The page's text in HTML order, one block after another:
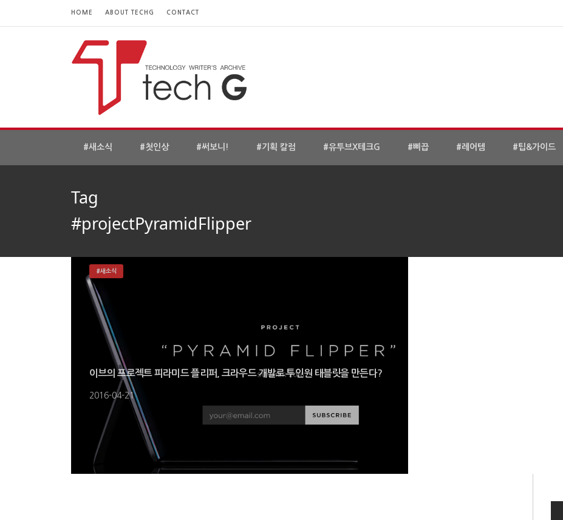
HOME ABOUT TECHG CONTACT
#새소식 #첫인상 #써보니! #기획 칼럼 #유투브X테크G #삐끕 #레어템 #팁&가이드
Tag
#projectPyramidFlipper
이브의 프로젝트 피라미드 플리퍼, 크라우드 개발로 투인원 태블릿을 만든다?
2016-04-21
#새소식